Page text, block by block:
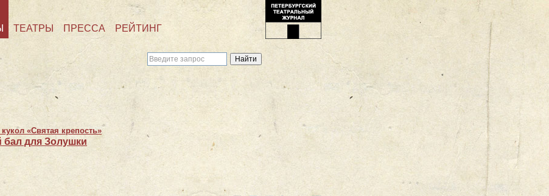
ТЕАТРЫ ПРЕССА РЕЙТИНГ
«Святая крепость»
бал для Золушки